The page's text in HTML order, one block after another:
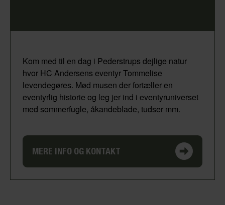
Kom med til en dag i Pederstrups dejlige natur
hvor HC Andersens eventyr Tommelise
levendegøres. Mød musen der fortæller en
eventyrlig historie og leg jer ind i eventyruniverset
med sommerfugle, åkandeblade, tudser mm.
MERE INFO OG KONTAKT